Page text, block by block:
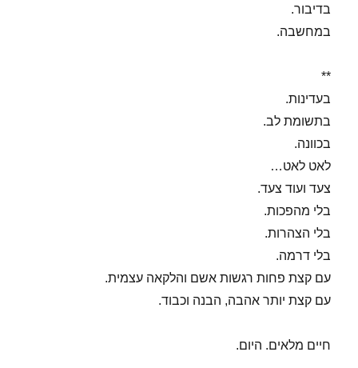
בדיבור.
במחשבה.
**
בעדינות.
בתשומת לב.
בכוונה.
לאט לאט…
צעד ועוד צעד.
בלי מהפכות.
בלי הצהרות.
בלי דרמה.
עם קצת פחות רגשות אשם והלקאה עצמית.
עם קצת יותר אהבה, הבנה וכבוד.
חיים מלאים. היום.